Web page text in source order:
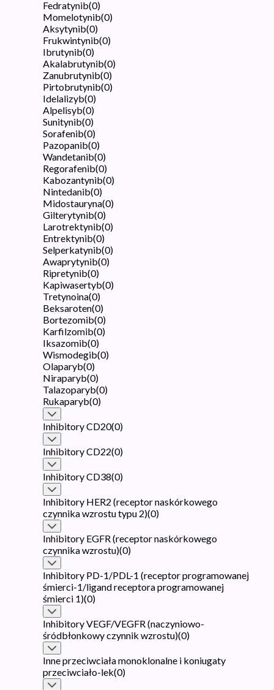
Fedratynib(0)
Momelotynib(0)
Aksytynib(0)
Frukwintynib(0)
Ibrutynib(0)
Akalabrutynib(0)
Zanubrutynib(0)
Pirtobrutynib(0)
Idelalizyb(0)
Alpelisyb(0)
Sunitynib(0)
Sorafenib(0)
Pazopanib(0)
Wandetanib(0)
Regorafenib(0)
Kabozantynib(0)
Nintedanib(0)
Midostauryna(0)
Gilterytynib(0)
Larotrektynib(0)
Entrektynib(0)
Selperkatynib(0)
Awaprytynib(0)
Ripretynib(0)
Kapiwasertyb(0)
Tretynoina(0)
Beksaroten(0)
Bortezomib(0)
Karfilzomib(0)
Iksazomib(0)
Wismodegib(0)
Olaparyb(0)
Niraparyb(0)
Talazoparyb(0)
Rukaparyb(0)
Inhibitory CD20(0)
Inhibitory CD22(0)
Inhibitory CD38(0)
Inhibitory HER2 (receptor naskórkowego
czynnika wzrostu typu 2)(0)
Inhibitory EGFR (receptor naskórkowego
czynnika wzrostu)(0)
Inhibitory PD-1/PDL-1 (receptor programowanej
śmierci-1/ligand receptora programowanej
śmierci 1)(0)
Inhibitory VEGF/VEGFR (naczyniowo-
śródbłonkowy czynnik wzrostu)(0)
Inne przeciwciała monoklonalne i koniugaty
przeciwciało-lek(0)